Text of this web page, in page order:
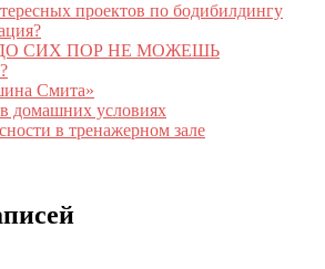
проектов по бодибилдингу
СИХ ПОР НЕ МОЖЕШЬ
Смита»
в домашних условиях
в тренажерном зале